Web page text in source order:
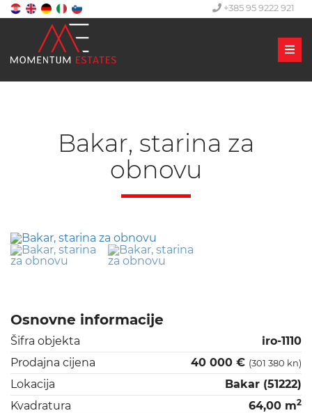
+385 95 9222 921
Bakar, starina za
obnovu
Osnovne informacije
Šifra objekta
iro-1110
Prodajna cijena
40 000 € (301 380 kn)
Lokacija
Bakar (51222)
Kvadratura
64,00 m2